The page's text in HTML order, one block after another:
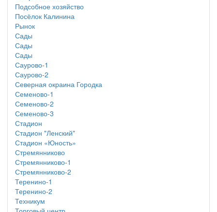
Подсобное хозяйство
Посёлок Калинина
Рынок
Сады
Сады
Сады
Саурово-1
Саурово-2
Северная окраина Городка
Семеново-1
Семеново-2
Семеново-3
Стадион
Стадион "Ленский"
Стадион «Юность»
Стремянниково
Стремянниково-1
Стремянниково-2
Теренино-1
Теренино-2
Техникум